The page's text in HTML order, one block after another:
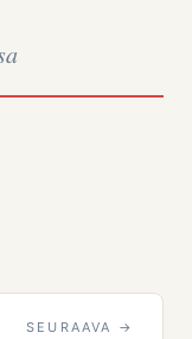
SEURAAVA →